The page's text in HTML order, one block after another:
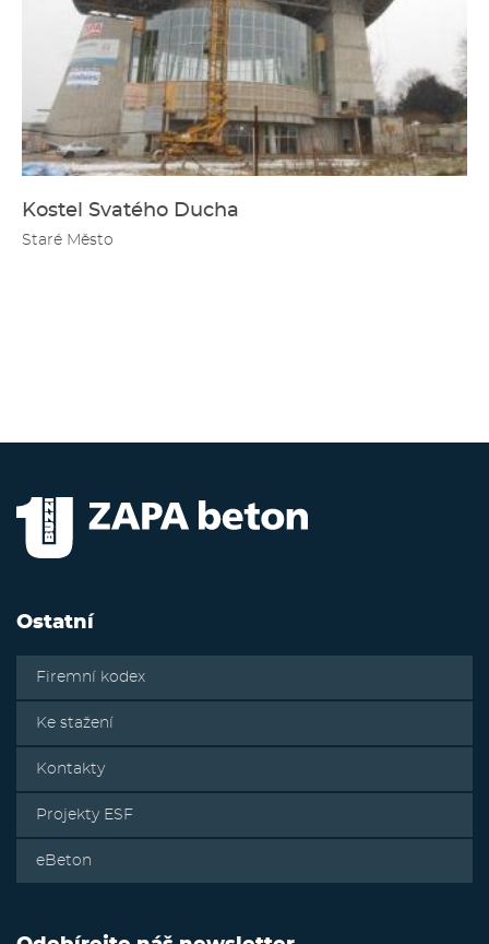
Kostel Svatého Ducha
Staré Město
Ostatní
Firemní kodex
Ke stažení
Kontakty
Projekty ESF
eBeton